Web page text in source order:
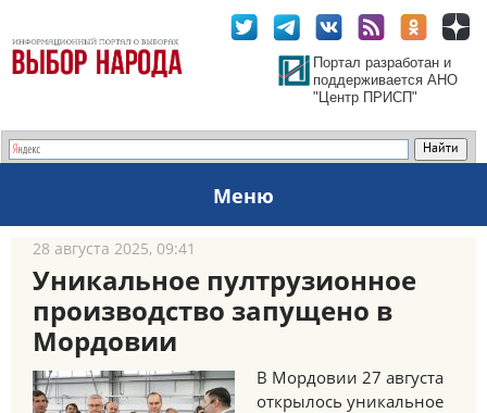
Портал разработан и
поддерживается АНО
"Центр ПРИСП"
Меню
28 августа 2025, 09:41
Уникальное пултрузионное
производство запущено в
Мордовии
В Мордовии 27 августа
открылось уникальное